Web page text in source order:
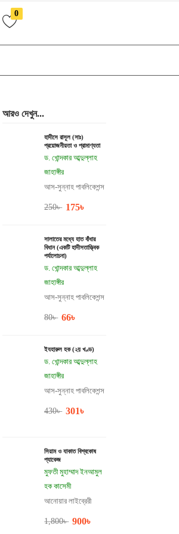
0
আরও দেখুন...
হাদীসে রাসূল (সাঃ)
প্রয়োজনীয়তা ও প্রামাণ্যতা
ড. খোন্দকার আব্দুল্লাহ
জাহাঙ্গীর
আস-সুন্নাহ পাবলিকেশন্স
250৳ 175৳
সালাতের মধ্যে হাত বাঁধার
বিধান (একটি হাদীসতাত্ত্বিক
পর্যালোচনা)
ড. খোন্দকার আব্দুল্লাহ
জাহাঙ্গীর
আস-সুন্নাহ পাবলিকেশন্স
80৳ 66৳
ইযহারুল হক (২য় খণ্ড)
ড. খোন্দকার আব্দুল্লাহ
জাহাঙ্গীর
আস-সুন্নাহ পাবলিকেশন্স
430৳ 301৳
সিয়াম ও যাকাত বিশ্বকোষ
প্যাকেজ
মুফতী মুহাম্মাদ ইনআমুল
হক কাসেমী
আনোয়ার লাইব্রেরী
1,800৳ 900৳